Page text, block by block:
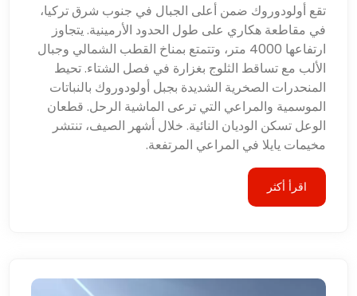
تقع أولودوروك ضمن أعلى الجبال في جنوب شرق تركيا،
في مقاطعة هكاري على طول الحدود الأرمينية. يتجاوز
ارتفاعها 4000 متر، وتتمتع بمناخ القطب الشمالي وجبال
الألب مع تساقط الثلوج بغزارة في فصل الشتاء. تحيط
المنحدرات الصخرية الشديدة بجبل أولودوروك بالنباتات
الموسمية والمراعي التي ترعى الماشية الرحل. قطعان
الوعل تسكن الوديان النائية. خلال أشهر الصيف، تنتشر
مخيمات يايلا في المراعي المرتفعة.
اقرأ أكثر